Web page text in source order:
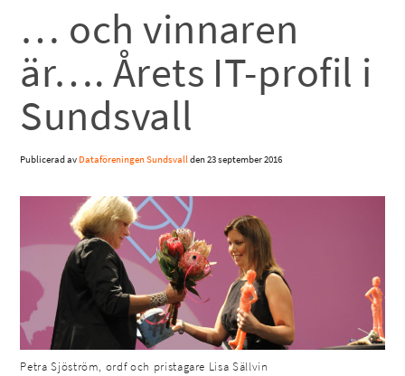
… och vinnaren
är…. Årets IT-profil i
Sundsvall
Publicerad av Dataföreningen Sundsvallden23 september 2016
Petra Sjöström, ordf och pristagare Lisa Sällvin